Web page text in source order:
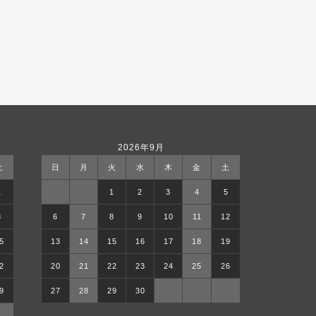
2026年9月
日 月 火 水 木 金 土
1 2 3 4 5
6 7 8 9 10 11 12
13 14 15 16 17 18 19
20 21 22 23 24 25 26
27 28 29 30